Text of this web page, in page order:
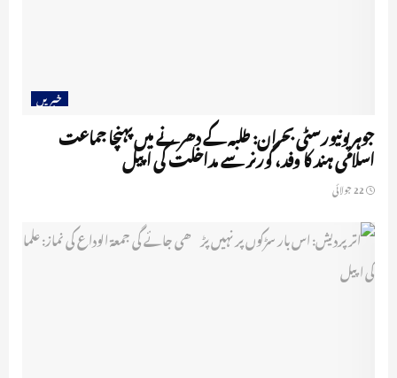
خبریں
جوہر یونیورسٹی بحران: طلبہ کے دھرنے میں پہنچا جماعت
اسلامی ہند کا وفد، گورنر سے مداخلت کی اپیل